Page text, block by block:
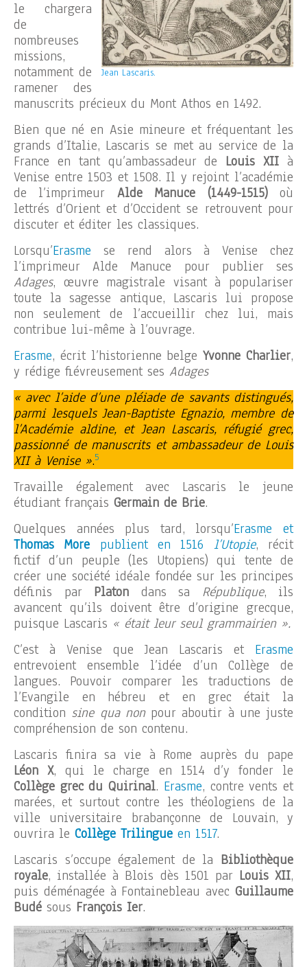
Jean Lascaris.
le chargera
de
nombreuses
missions,
notamment de
ramener des
manuscrits précieux du Mont Athos en 1492.
Bien que né en Asie mineure et fréquentant les
grands d’Italie, Lascaris se met au service de la
France en tant qu’ambassadeur de Louis XII à
Venise entre 1503 et 1508. Il y rejoint l’académie
de l’imprimeur Alde Manuce (1449-1515)où
lettrés d’Orient et d’Occident se retrouvent pour
discuter et éditer les classiques.
Lorsqu’Erasme se rend alors à Venise chez
l’imprimeur Alde Manuce pour publier ses
Adages, œuvre magistrale visant à populariser
toute la sagesse antique, Lascaris lui propose
non seulement de l’accueillir chez lui, mais
contribue lui-même à l’ouvrage.
Erasme, écrit l’historienne belgeYvonne Charlier,
y rédige fiévreusement ses Adages
« avec l’aide d’une pléiade de savants distingués,
parmi lesquels Jean-Baptiste Egnazio, membre de
l’Académie aldine, et Jean Lascaris, réfugié grec,
passionné de manuscrits et ambassadeur de Louis
XII à Venise ».5
Travaille également avec Lascaris le jeune
étudiant français Germain de Brie.
Quelques années plus tard, lorsqu’Erasme et
Thomas More publient en 1516 l’Utopie, récit
fictif d’un peuple (les Utopiens) qui tente de
créer une société idéale fondée sur les principes
définis par Platon dans sa République, ils
avancent qu’ils doivent être d’origine grecque,
puisque Lascaris « était leur seul grammairien ».
C’est à Venise que Jean Lascaris et Erasme
entrevoient ensemble l’idée d’un Collège de
langues. Pouvoir comparer les traductions de
l’Evangile en hébreu et en grec était la
condition sine qua nonpour aboutir à une juste
compréhension de son contenu.
Lascaris finira sa vie à Rome auprès du pape
Léon X, qui le charge en 1514 d’y fonder le
Collège grec du Quirinal. Erasme, contre vents et
marées, et surtout contre les théologiens de la
ville universitaire brabançonne de Louvain, y
ouvrira le Collège Trilingue en 1517.
Lascaris s’occupe également de la Bibliothèque
royale, installée à Blois dès 1501 par Louis XII,
puis déménagée à Fontainebleau avec Guillaume
Budé sous François Ier.